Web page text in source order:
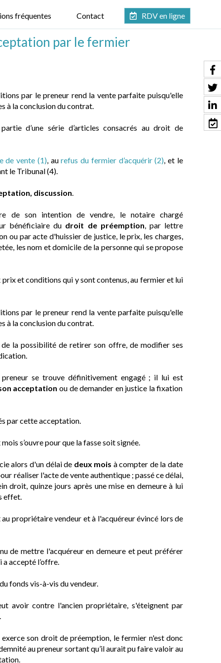
fréquentes Contact RDV en ligne
par le fermier
par le preneur rend la vente parfaite puisqu'elle
à la conclusion du contrat.
d’une série d’articles consacrés au droit de
de vente (1), aurefus du fermier d’acquérir (2), et le
le Tribunal (4).
discussion.
de son intention de vendre, le notaire chargé
bénéficiaire du droit de préemption, par lettre
ou par acte d'huissier de justice, le prix, les charges,
les nom et domicile de la personne qui se propose
prix et conditions qui y sont contenus, au fermier et lui
par le preneur rend la vente parfaite puisqu'elle
à la conclusion du contrat.
la possibilité de retirer son offre, de modifier ses
se trouve définitivement engagé ; il lui est
acceptation ou de demander en justice la fixation
par cette acceptation.
s’ouvre pour que la fasse soit signée.
alors d'un délai de deux mois à compter de la date
réaliser l'acte de vente authentique ; passé ce délai,
droit, quinze jours après une mise en demeure à lui
effet.
propriétaire vendeur et à l'acquéreur évincé lors de
de mettre l'acquéreur en demeure et peut préférer
accepté l’offre.
fonds vis-à-vis du vendeur.
avoir contre l'ancien propriétaire, s'éteignent par
son droit de préemption, le fermier n'est donc
au preneur sortant qu’il aurait pu faire valoir au